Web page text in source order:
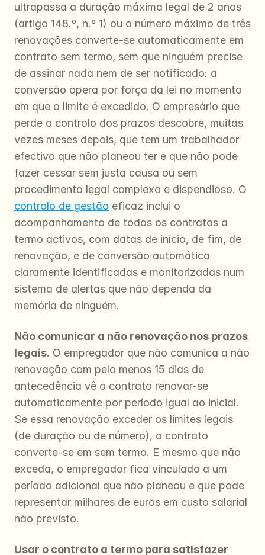
ultrapassa a duração máxima legal de 2 anos
(artigo 148.º, n.º 1) ou o número máximo de três
renovações converte-se automaticamente em
contrato sem termo, sem que ninguém precise
de assinar nada nem de ser notificado: a
conversão opera por força da lei no momento
em que o limite é excedido. O empresário que
perde o controlo dos prazos descobre, muitas
vezes meses depois, que tem um trabalhador
efectivo que não planeou ter e que não pode
fazer cessar sem justa causa ou sem
controlo de gestão eficaz inclui o
acompanhamento de todos os contratos a
termo activos, com datas de início, de fim, de
renovação, e de conversão automática
claramente identificadas e monitorizadas num
sistema de alertas que não dependa da
memória de ninguém.
Não comunicar a não renovação nos prazos
legais. O empregador que não comunica a não
renovação com pelo menos 15 dias de
antecedência vê o contrato renovar-se
automaticamente por período igual ao inicial.
Se essa renovação exceder os limites legais
(de duração ou de número), o contrato
converte-se em sem termo. E mesmo que não
exceda, o empregador fica vinculado a um
período adicional que não planeou e que pode
representar milhares de euros em custo salarial
não previsto.
Usar o contrato a termo para satisfazer